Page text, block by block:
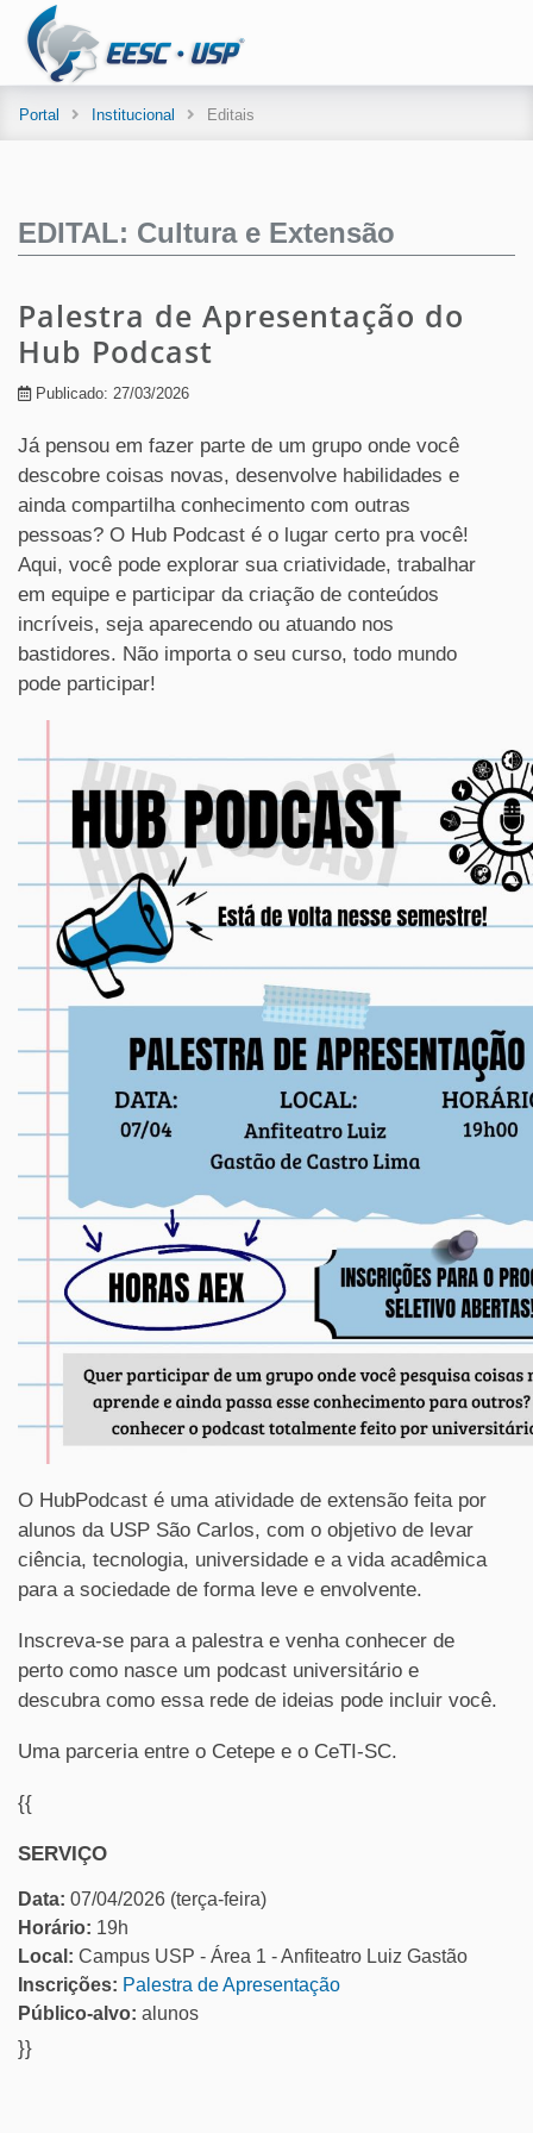
Portal Institucional Editais
EDITAL: Cultura e Extensão
Palestra de Apresentação do
Hub Podcast
Publicado: 27/03/2026
Já pensou em fazer parte de um grupo onde você
descobre coisas novas, desenvolve habilidades e
ainda compartilha conhecimento com outras
pessoas? O Hub Podcast é o lugar certo pra você!
Aqui, você pode explorar sua criatividade, trabalhar
em equipe e participar da criação de conteúdos
incríveis, seja aparecendo ou atuando nos
bastidores. Não importa o seu curso, todo mundo
pode participar!
O HubPodcast é uma atividade de extensão feita por
alunos da USP São Carlos, com o objetivo de levar
ciência, tecnologia, universidade e a vida acadêmica
para a sociedade de forma leve e envolvente.
Inscreva-se para a palestra e venha conhecer de
perto como nasce um podcast universitário e
descubra como essa rede de ideias pode incluir você.
Uma parceria entre o Cetepe e o CeTI-SC.
{{
SERVIÇO
Data: 07/04/2026 (terça-feira)
Horário: 19h
Local: Campus USP - Área 1 - Anfiteatro Luiz Gastão
Inscrições: Palestra de Apresentação
Público-alvo: alunos
}}